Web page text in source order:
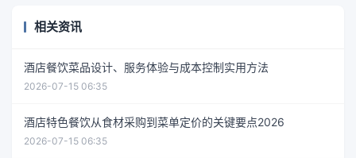
相关资讯
酒店餐饮菜品设计、服务体验与成本控制实用方法
2026-07-15 06:35
酒店特色餐饮从食材采购到菜单定价的关键要点2026
2026-07-15 06:35